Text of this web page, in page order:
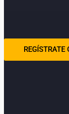
REGÍSTRATE